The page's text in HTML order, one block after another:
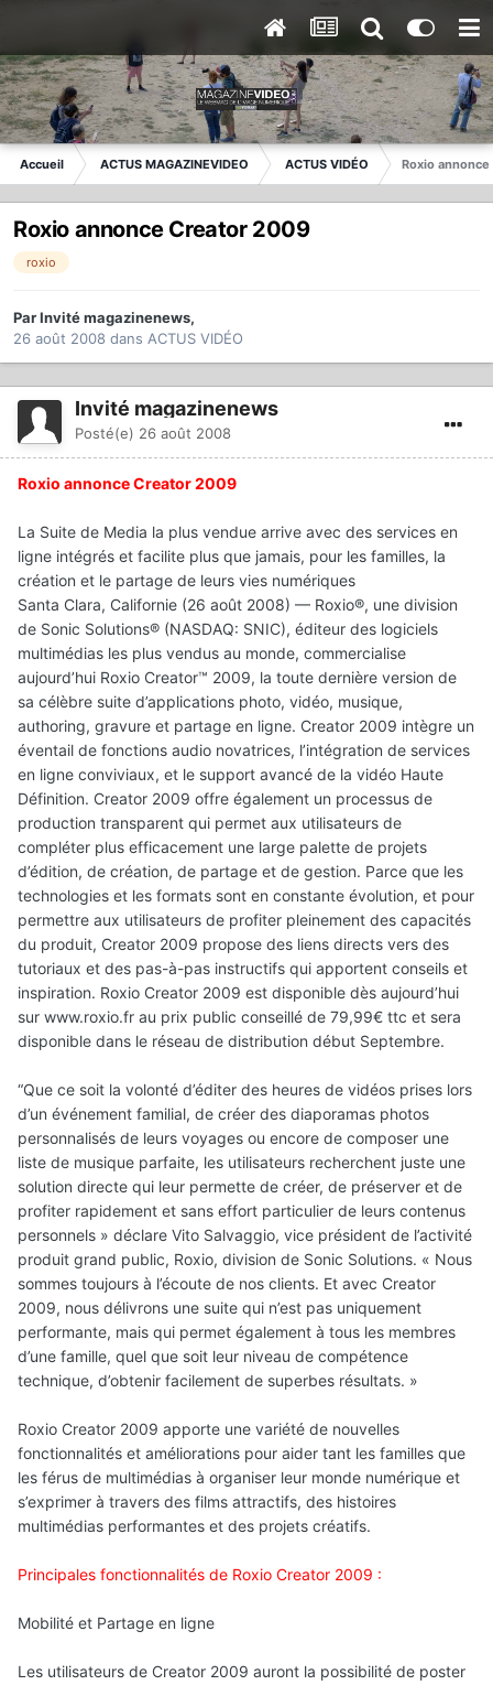
Accueil ACTUS MAGAZINEVIDEO ACTUS VIDÉO Roxio
Roxio annonce Creator 2009
roxio
ParInvité magazinenews,
26 août 2008 dans ACTUS VIDÉO
Invité magazinenews
Posté(e) 26 août 2008
Roxio annonce Creator 2009
La Suite de Media la plus vendue arrive avec des services en
ligne intégrés et facilite plus que jamais, pour les familles, la
création et le partage de leurs vies numériques
Santa Clara, Californie (26 août 2008) — Roxio®, une division
de Sonic Solutions® (NASDAQ: SNIC), éditeur des logiciels
multimédias les plus vendus au monde, commercialise
aujourd’hui Roxio Creator™ 2009, la toute dernière version de
sa célèbre suite d’applications photo, vidéo, musique,
authoring, gravure et partage en ligne. Creator 2009 intègre un
éventail de fonctions audio novatrices, l’intégration de services
en ligne conviviaux, et le support avancé de la vidéo Haute
Définition. Creator 2009 offre également un processus de
production transparent qui permet aux utilisateurs de
compléter plus efficacement une large palette de projets
d’édition, de création, de partage et de gestion. Parce que les
technologies et les formats sont en constante évolution, et pour
permettre aux utilisateurs de profiter pleinement des capacités
du produit, Creator 2009 propose des liens directs vers des
tutoriaux et des pas-à-pas instructifs qui apportent conseils et
inspiration. Roxio Creator 2009 est disponible dès aujourd’hui
sur www.roxio.fr au prix public conseillé de 79,99€ ttc et sera
disponible dans le réseau de distribution début Septembre.
“Que ce soit la volonté d’éditer des heures de vidéos prises lors
d’un événement familial, de créer des diaporamas photos
personnalisés de leurs voyages ou encore de composer une
liste de musique parfaite, les utilisateurs recherchent juste une
solution directe qui leur permette de créer, de préserver et de
profiter rapidement et sans effort particulier de leurs contenus
personnels » déclare Vito Salvaggio, vice président de l’activité
produit grand public, Roxio, division de Sonic Solutions. « Nous
sommes toujours à l’écoute de nos clients. Et avec Creator
2009, nous délivrons une suite qui n’est pas uniquement
performante, mais qui permet également à tous les membres
d’une famille, quel que soit leur niveau de compétence
technique, d’obtenir facilement de superbes résultats. »
Roxio Creator 2009 apporte une variété de nouvelles
fonctionnalités et améliorations pour aider tant les familles que
les férus de multimédias à organiser leur monde numérique et
s’exprimer à travers des films attractifs, des histoires
multimédias performantes et des projets créatifs.
Principales fonctionnalités de Roxio Creator 2009 :
Mobilité et Partage en ligne
Les utilisateurs de Creator 2009 auront la possibilité de poster